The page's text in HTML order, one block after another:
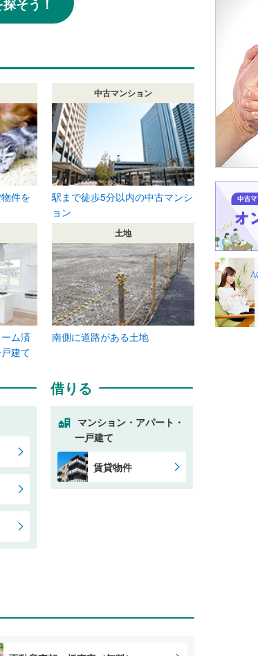
そう！
件を
中古マンション
駅まで徒歩5分以内の中古マンシ
ョン
ム済
建て
土地
南側に道路がある土地
借りる
マンション・アパート・
一戸建て
賃貸物件